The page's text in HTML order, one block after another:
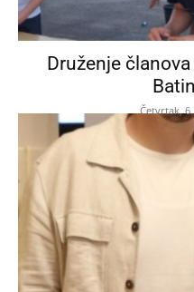
Druženje
Četvrtak,